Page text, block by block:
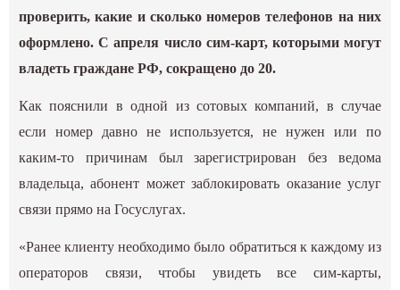
проверить, какие и сколько номеров телефонов на них
оформлено. С апреля число сим-карт, которыми могут
владеть граждане РФ, сокращено до 20.
Как пояснили в одной из сотовых компаний, в случае
если номер давно не используется, не нужен или по
каким-то причинам был зарегистрирован без ведома
владельца, абонент может заблокировать оказание услуг
связи прямо на Госуслугах.
«Ранее клиенту необходимо было обратиться к каждому из
операторов связи, чтобы увидеть все сим-карты,